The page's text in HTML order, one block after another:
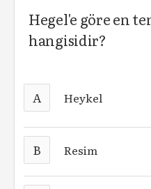
Hegel'e göre en
hangisidir?
A Heykel
B Resim